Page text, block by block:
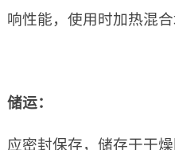
响性能，使用时加热混合
储运：
应密封保存，储存于干